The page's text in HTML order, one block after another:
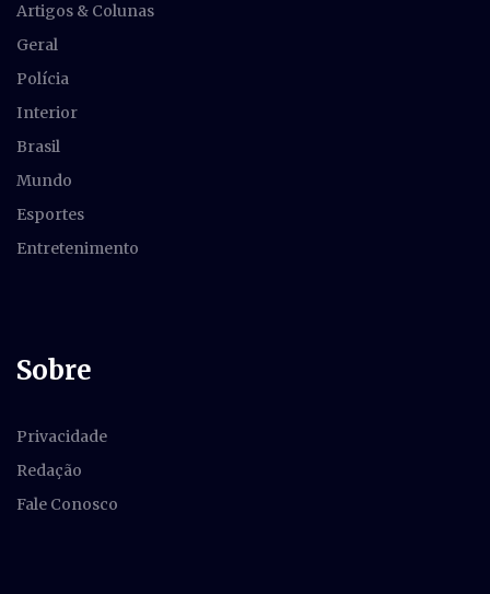
Artigos & Colunas
Geral
Polícia
Interior
Brasil
Mundo
Esportes
Entretenimento
Sobre
Privacidade
Redação
Fale Conosco